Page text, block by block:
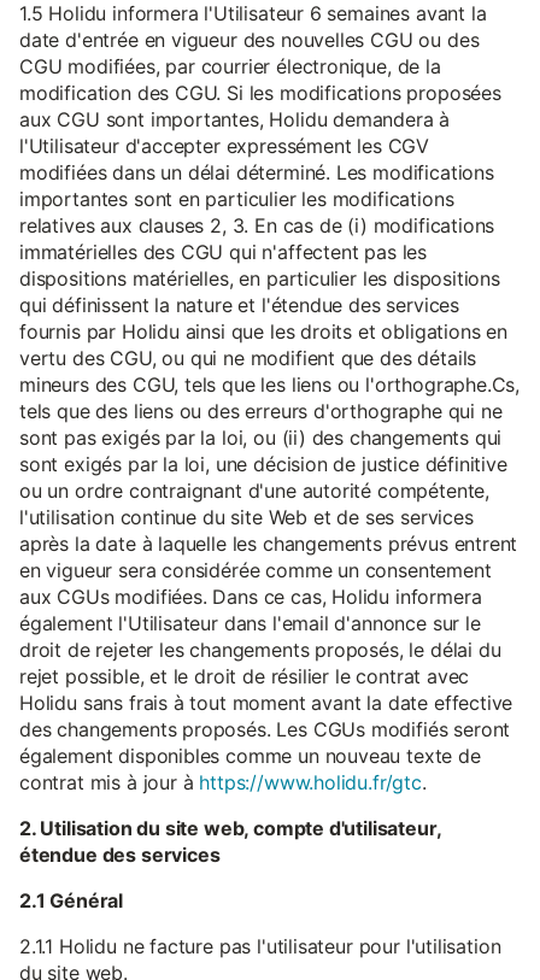
1.5 Holidu informera l'Utilisateur 6 semaines avant la
date d'entrée en vigueur des nouvelles CGU ou des
CGU modifiées, par courrier électronique, de la
modification des CGU. Si les modifications proposées
aux CGU sont importantes, Holidu demandera à
l'Utilisateur d'accepter expressément les CGV
modifiées dans un délai déterminé. Les modifications
importantes sont en particulier les modifications
relatives aux clauses 2, 3. En cas de (i) modifications
immatérielles des CGU qui n'affectent pas les
dispositions matérielles, en particulier les dispositions
qui définissent la nature et l'étendue des services
fournis par Holidu ainsi que les droits et obligations en
vertu des CGU, ou qui ne modifient que des détails
mineurs des CGU, tels que les liens ou l'orthographe.Cs,
tels que des liens ou des erreurs d'orthographe qui ne
sont pas exigés par la loi, ou (ii) des changements qui
sont exigés par la loi, une décision de justice définitive
ou un ordre contraignant d'une autorité compétente,
l'utilisation continue du site Web et de ses services
après la date à laquelle les changements prévus entrent
en vigueur sera considérée comme un consentement
aux CGUs modifiées. Dans ce cas, Holidu informera
également l'Utilisateur dans l'email d'annonce sur le
droit de rejeter les changements proposés, le délai du
rejet possible, et le droit de résilier le contrat avec
Holidu sans frais à tout moment avant la date effective
des changements proposés. Les CGUs modifiés seront
également disponibles comme un nouveau texte de
contrat mis à jour à https://www.holidu.fr/gtc.
2. Utilisation du site web, compte d'utilisateur,
étendue des services
2.1 Général
2.1.1 Holidu ne facture pas l'utilisateur pour l'utilisation
du site web.